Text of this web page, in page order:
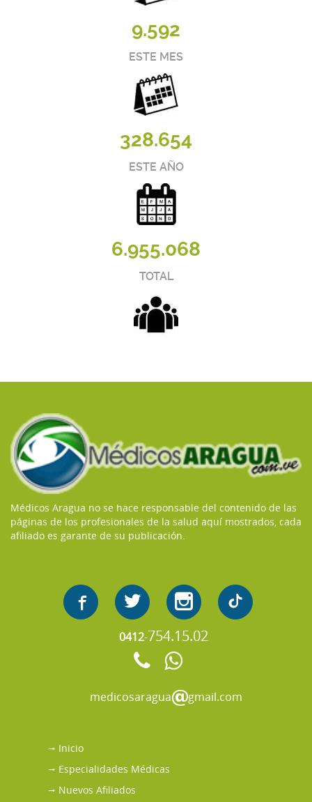
9.592
ESTE MES
328.654
ESTE AÑO
6.955.068
TOTAL
Médicos Aragua no se hace responsable del contenido de las
páginas de los profesionales de la salud aquí mostrados, cada
afiliado es garante de su publicación.
0412-754.15.02
medicosaraguagmail.com
Inicio
Especialidades Médicas
Nuevos Afiliados